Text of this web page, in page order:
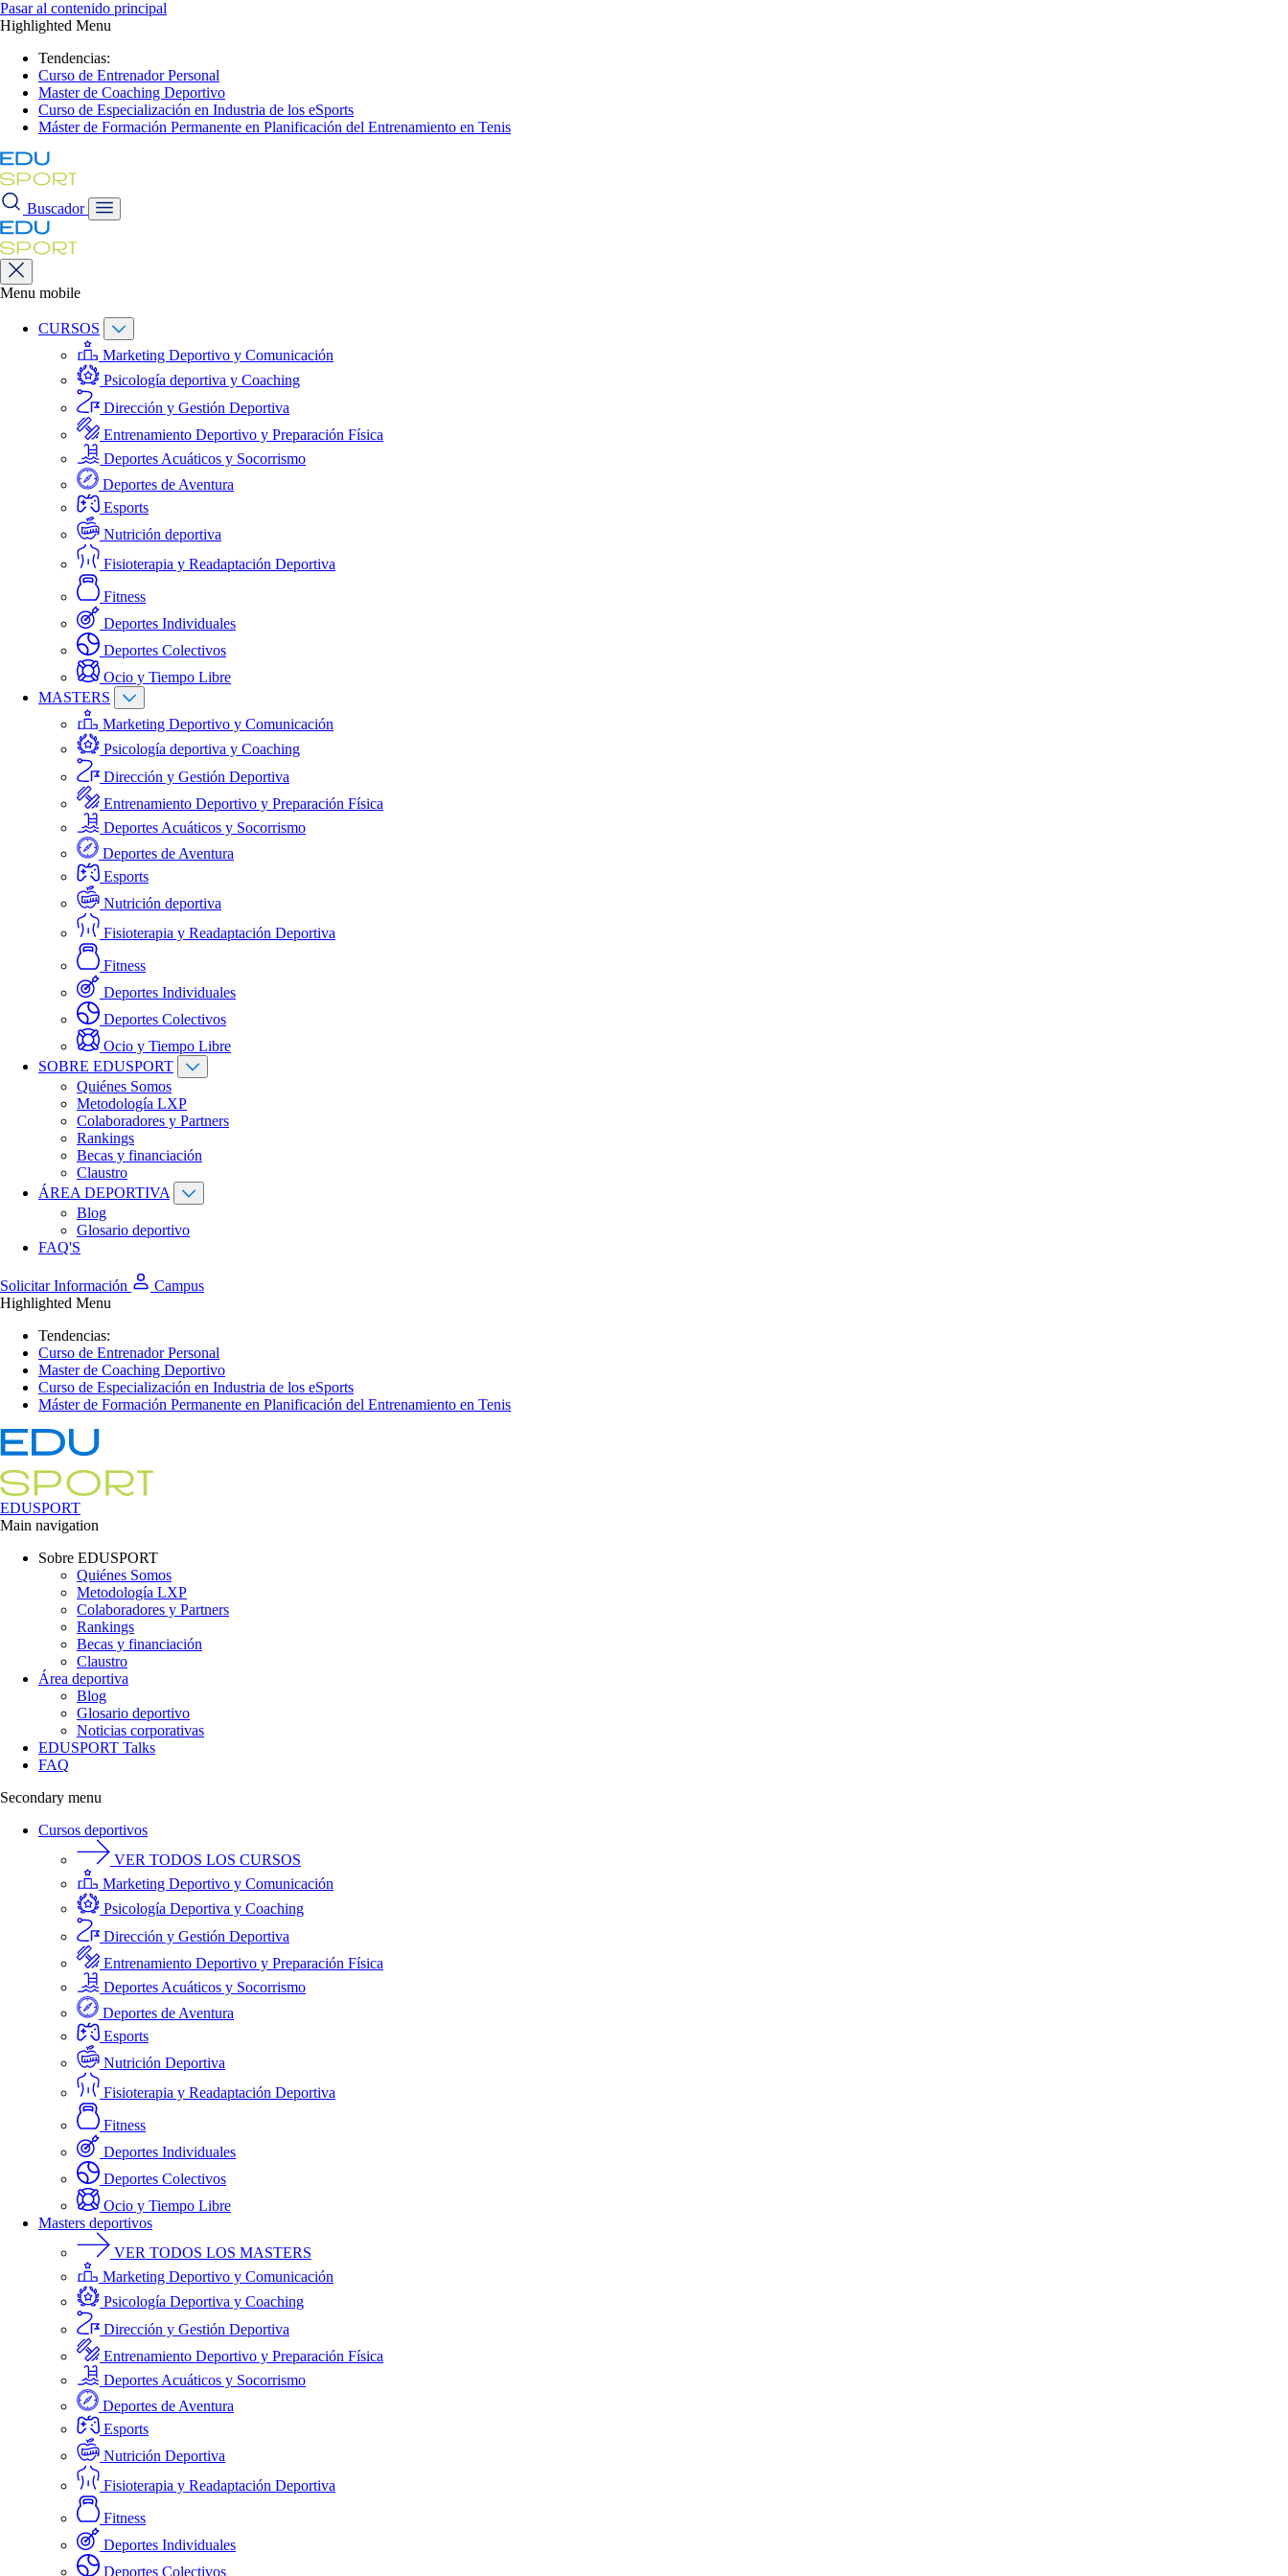
Pasar al contenido principal
Highlighted Menu
Tendencias:
Curso de Entrenador Personal
Master de Coaching Deportivo
Curso de Especialización en Industria de los eSports
Máster de Formación Permanente en Planificación del Entrenamiento en Tenis
Buscador
Menu mobile
CURSOS
Marketing Deportivo y Comunicación
Psicología deportiva y Coaching
Dirección y Gestión Deportiva
Entrenamiento Deportivo y Preparación Física
Deportes Acuáticos y Socorrismo
Deportes de Aventura
Esports
Nutrición deportiva
Fisioterapia y Readaptación Deportiva
Fitness
Deportes Individuales
Deportes Colectivos
Ocio y Tiempo Libre
MASTERS
Marketing Deportivo y Comunicación
Psicología deportiva y Coaching
Dirección y Gestión Deportiva
Entrenamiento Deportivo y Preparación Física
Deportes Acuáticos y Socorrismo
Deportes de Aventura
Esports
Nutrición deportiva
Fisioterapia y Readaptación Deportiva
Fitness
Deportes Individuales
Deportes Colectivos
Ocio y Tiempo Libre
SOBRE EDUSPORT
Quiénes Somos
Metodología LXP
Colaboradores y Partners
Rankings
Becas y financiación
Claustro
ÁREA DEPORTIVA
Blog
Glosario deportivo
FAQ'S
Solicitar Información
Campus
Highlighted Menu
Tendencias:
Curso de Entrenador Personal
Master de Coaching Deportivo
Curso de Especialización en Industria de los eSports
Máster de Formación Permanente en Planificación del Entrenamiento en Tenis
EDUSPORT
Main navigation
Sobre EDUSPORT
Quiénes Somos
Metodología LXP
Colaboradores y Partners
Rankings
Becas y financiación
Claustro
Área deportiva
Blog
Glosario deportivo
Noticias corporativas
EDUSPORT Talks
FAQ
Secondary menu
Cursos deportivos
VER TODOS LOS CURSOS
Marketing Deportivo y Comunicación
Psicología Deportiva y Coaching
Dirección y Gestión Deportiva
Entrenamiento Deportivo y Preparación Física
Deportes Acuáticos y Socorrismo
Deportes de Aventura
Esports
Nutrición Deportiva
Fisioterapia y Readaptación Deportiva
Fitness
Deportes Individuales
Deportes Colectivos
Ocio y Tiempo Libre
Masters deportivos
VER TODOS LOS MASTERS
Marketing Deportivo y Comunicación
Psicología Deportiva y Coaching
Dirección y Gestión Deportiva
Entrenamiento Deportivo y Preparación Física
Deportes Acuáticos y Socorrismo
Deportes de Aventura
Esports
Nutrición Deportiva
Fisioterapia y Readaptación Deportiva
Fitness
Deportes Individuales
Deportes Colectivos